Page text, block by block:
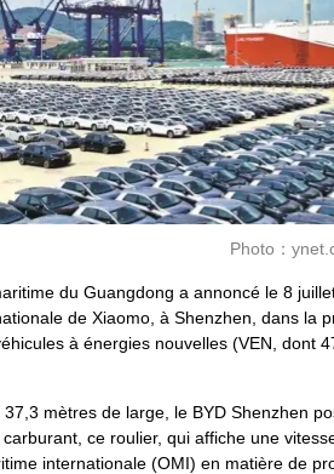
Photo：
du Guangdong a annoncé le 8
de Xiaomo, à Shenzhen, dans
à énergies nouvelles (VEN, dont
mètres de large, le BYD Shenzhen
ce roulier, qui affiche une
internationale (OMI) en matière de